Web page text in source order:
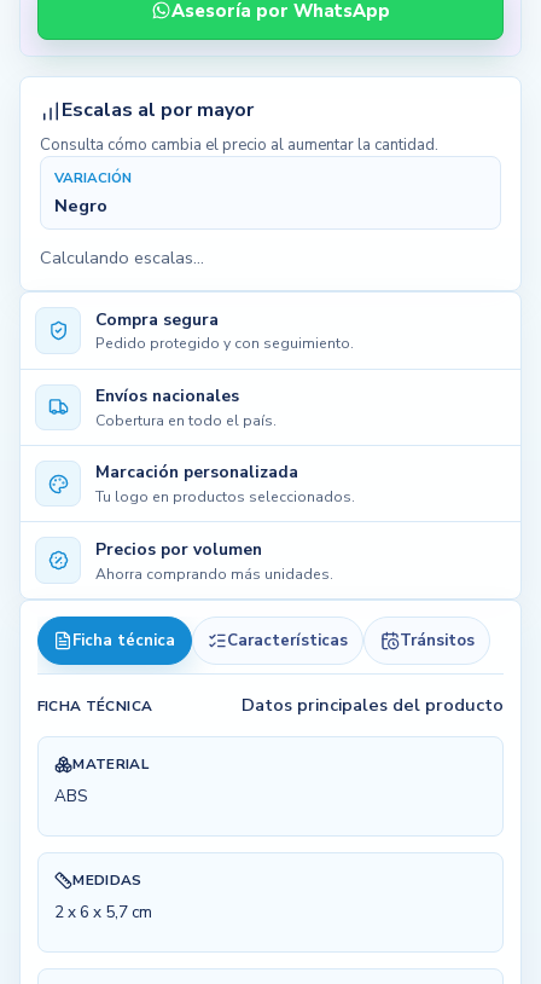
Compra segura
Pedido protegido y con seguimiento.
Envíos nacionales
Cobertura en todo el país.
Marcación personalizada
Tu logo en productos seleccionados.
Precios por volumen
Ahorra comprando más unidades.
Ficha técnica Características Tránsitos
FICHA TÉCNICA Datos principales del producto
MATERIAL
ABS
MEDIDAS
2 x 6 x 5,7 cm
Asesoría por WhatsApp
Escalas al por mayor
Consulta cómo cambia el precio al aumentar la cantidad.
VARIACIÓN
Negro
Calculando escalas...